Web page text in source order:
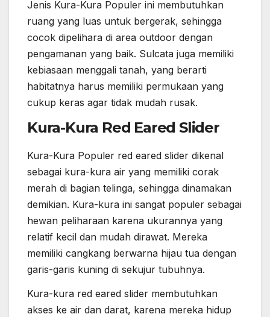
Jenis Kura-Kura Populer ini membutuhkan
ruang yang luas untuk bergerak, sehingga
cocok dipelihara di area outdoor dengan
pengamanan yang baik. Sulcata juga memiliki
kebiasaan menggali tanah, yang berarti
habitatnya harus memiliki permukaan yang
cukup keras agar tidak mudah rusak.
Kura-Kura Red Eared Slider
Kura-Kura Populer red eared slider dikenal
sebagai kura-kura air yang memiliki corak
merah di bagian telinga, sehingga dinamakan
demikian. Kura-kura ini sangat populer sebagai
hewan peliharaan karena ukurannya yang
relatif kecil dan mudah dirawat. Mereka
memiliki cangkang berwarna hijau tua dengan
garis-garis kuning di sekujur tubuhnya.
Kura-kura red eared slider membutuhkan
akses ke air dan darat, karena mereka hidup